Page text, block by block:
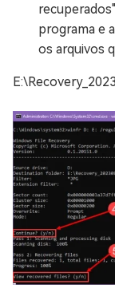
programa e
os arquivos